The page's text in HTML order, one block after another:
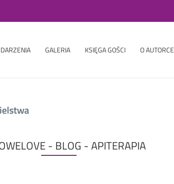
GALERIA KSIĘGA GOŚCI O AUTORCE
- BLOG - APITERAPIA